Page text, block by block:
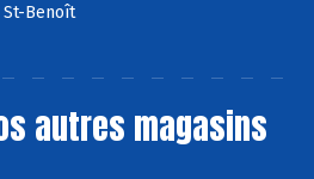
St-Benoît
autres magasins